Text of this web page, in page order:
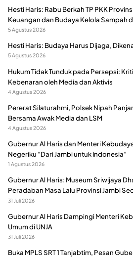
Hesti Haris: Rabu Berkah TP PKK
Keuangan dan Budaya Kelola Sampah
5 Agustus 2026
Hesti Haris: Budaya Harus Dijaga,
5 Agustus 2026
Hukum Tidak Tunduk pada Persepsi:
Kebenaran oleh Media dan Aktivis
4 Agustus 2026
Pererat Silaturahmi, Polsek Nipah
Bersama Awak Media dan LSM
4 Agustus 2026
Gubernur Al Haris dan Menteri
Negeriku “Dari Jambi untuk Indonesia”
1 Agustus 2026
Gubernur Al Haris: Museum Sriwijaya
Peradaban Masa Lalu Provinsi Jambi
31 Juli 2026
Gubernur Al Haris Dampingi Menteri
Umum di UNJA
31 Juli 2026
Buka MPLS SRT 1 Tanjabtim, Pesan